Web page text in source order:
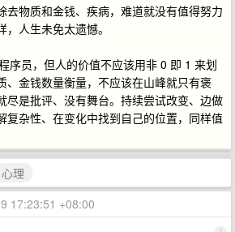
去物质和金钱、疾病，难道就没有值得努力
人生未免太遗憾。
序员，但人的价值不应该用非 0 即 1 来划
、金钱数量衡量，不应该在山峰就只有褒
尽是批评、没有舞台。持续尝试改变、边做
复杂性、在变化中找到自己的位置，同样值
心理
17:23:51 +08:00